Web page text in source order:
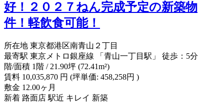
好！２０２７ねん完成予定の新築物
件！軽飲食可能！
所在地 東京都港区南青山２丁目
最寄駅 東京メトロ銀座線 「青山一丁目駅」 徒歩：5分
階/面積 1階 / 21.90坪 (72.41m²)
賃料 10,035,870 円 (坪単価: 458,258円 )
敷金 12.00ヶ月
新着 路面店 駅近 キレイ 新築